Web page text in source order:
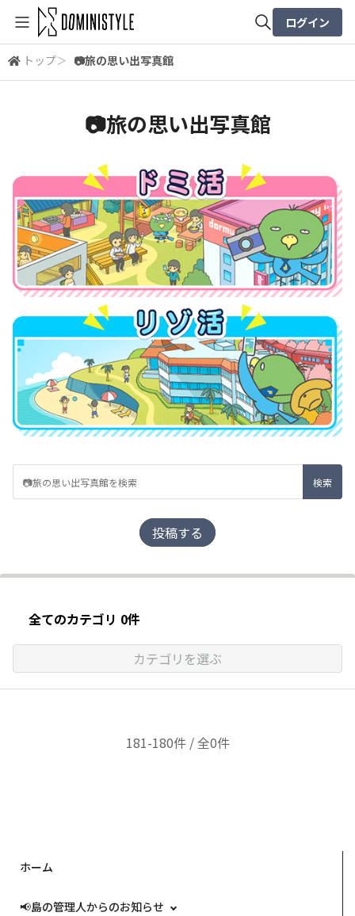
全体検索
ログイン
トップ＞ 📷️旅の思い出写真館
📷️旅の思い出写真館
投稿する
全てのカテゴリ 0件
カテゴリを選ぶ
181-180件 / 全0件
ホーム
📢島の管理人からのお知らせ